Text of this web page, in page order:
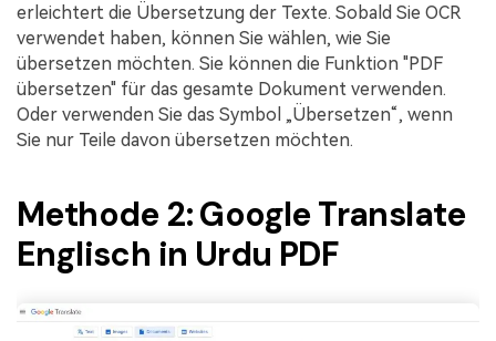
erleichtert die Übersetzung der Texte. Sobald Sie OCR
verwendet haben, können Sie wählen, wie Sie
übersetzen möchten. Sie können die Funktion "PDF
übersetzen" für das gesamte Dokument verwenden.
Oder verwenden Sie das Symbol „Übersetzen“, wenn
Sie nur Teile davon übersetzen möchten.
Methode 2: Google Translate
Englisch in Urdu PDF